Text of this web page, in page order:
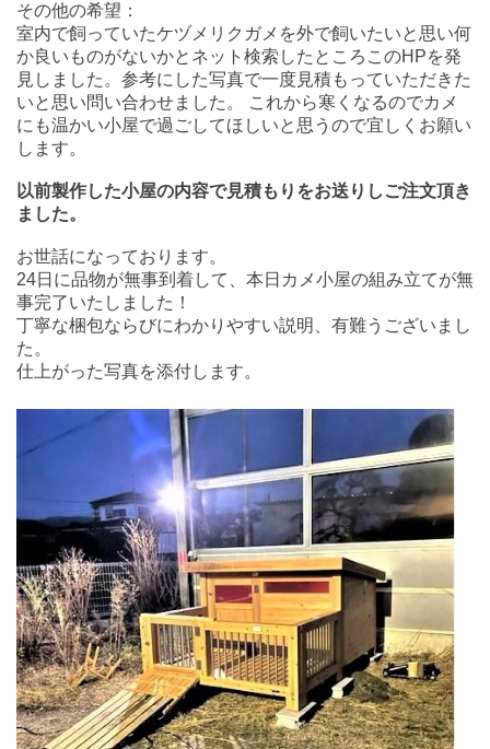
その他の希望：
室内で飼っていたケヅメリクガメを外で飼いたいと思い何
か良いものがないかとネット検索したところこのHPを発
見しました。参考にした写真で一度見積もっていただきた
いと思い問い合わせました。 これから寒くなるのでカメ
にも温かい小屋で過ごしてほしいと思うので宜しくお願い
します。
以前製作した小屋の内容で見積もりをお送りしご注文頂き
ました。
お世話になっております。
24日に品物が無事到着して、本日カメ小屋の組み立てが無
事完了いたしました！
丁寧な梱包ならびにわかりやすい説明、有難うございまし
た。
仕上がった写真を添付します。